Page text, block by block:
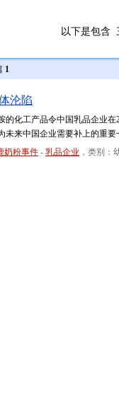
以下是包含
1
沦陷
化工产品令中国乳品企业在
未来中国企业需要补上的重要
奶粉事件 - 乳品企业 ，类别：